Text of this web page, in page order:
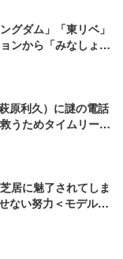
グダム」「東リベ」
ンから「みなしょ
原利久）に謎の電話
うためタイムリープ
居に魅了されてしま
ない努力＜モデルプ